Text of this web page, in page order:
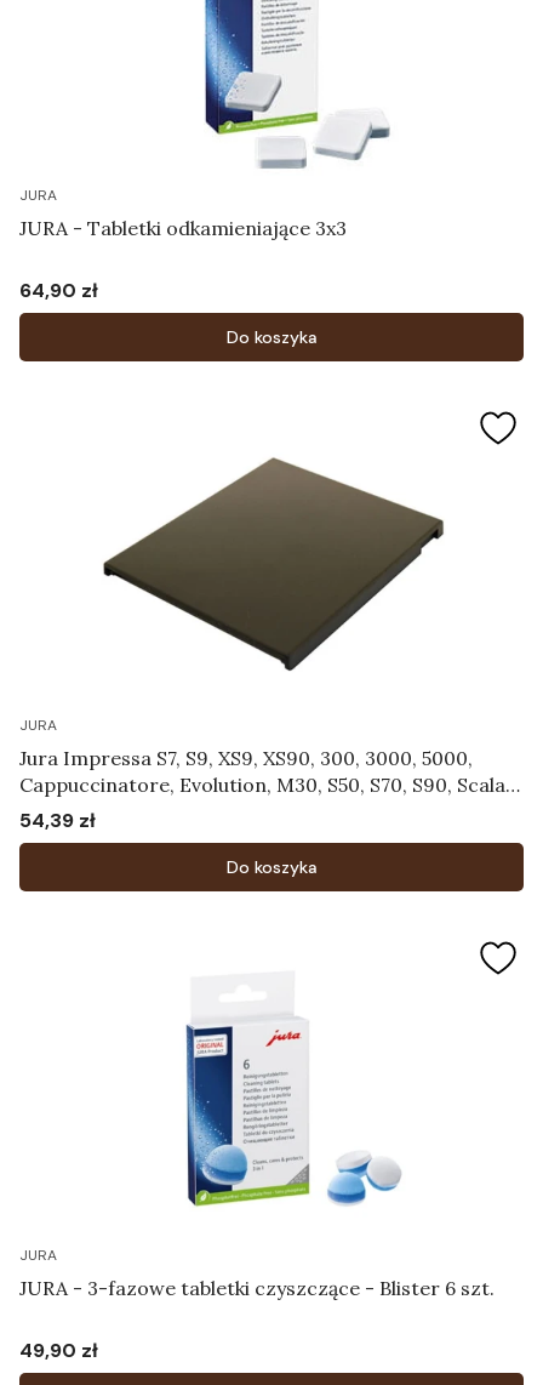
JURA
JURA - Tabletki odkamieniające 3x3
Cena
64,90 zł
Do koszyka
JURA
Jura Impressa S7, S9, XS9, XS90, 300, 3000, 5000,
Cappuccinatore, Evolution, M30, S50, S70, S90, Scala,
Ultra, X30, X70, X90 - Pokrywa zbiornika na ziarna
kawy czarna Art.59723
Cena
54,39 zł
Do koszyka
JURA
JURA - 3-fazowe tabletki czyszczące - Blister 6 szt.
Cena
49,90 zł